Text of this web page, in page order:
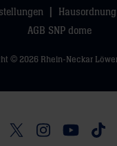
Hausordnung
AGB SNP dome
© 2026 Rhein-Neckar
uns auf
Besucht uns auf
Besucht uns
Besucht